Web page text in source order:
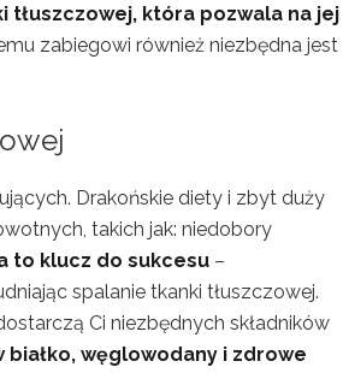
która pozwala na jej
zabiegowi również niezbędna jest
Drakońskie diety i zbyt duży
takich jak: niedobory
to klucz do sukcesu –
spalanie tkanki tłuszczowej.
Ci niezbędnych składników
węglowodany i zdrowe